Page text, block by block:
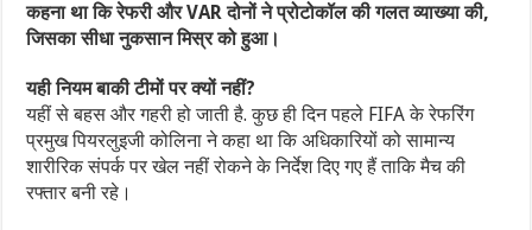
कहना था कि रेफरी और VAR दोनों ने प्रोटोकॉल की गलत व्याख्या की,
जिसका सीधा नुकसान मिस्र को हुआ।
यही नियम बाकी टीमों पर क्यों नहीं?
यहीं से बहस और गहरी हो जाती है. कुछ ही दिन पहले FIFA के रेफरिंग
प्रमुख पियरलुइजी कोलिना ने कहा था कि अधिकारियों को सामान्य
शारीरिक संपर्क पर खेल नहीं रोकने के निर्देश दिए गए हैं ताकि मैच की
रफ्तार बनी रहे।